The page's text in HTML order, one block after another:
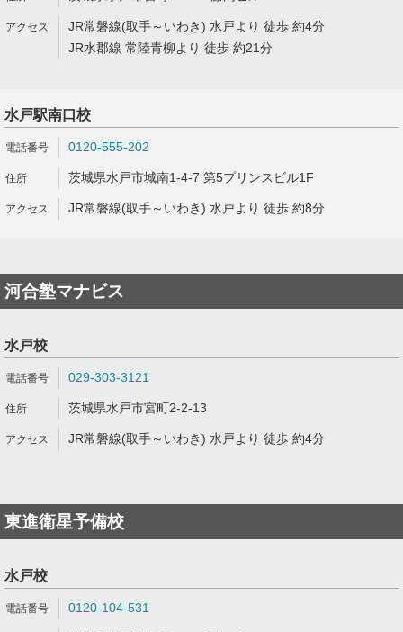
JR常磐線(取手～いわき) 水戸より 徒歩 約4分
JR水郡線 常陸青柳より 徒歩 約21分
水戸駅南口校
0120-555-202
茨城県水戸市城南1-4-7 第5プリンスビル1F
JR常磐線(取手～いわき) 水戸より 徒歩 約8分
河合塾マナビス
水戸校
029-303-3121
茨城県水戸市宮町2-2-13
JR常磐線(取手～いわき) 水戸より 徒歩 約4分
東進衛星予備校
水戸校
0120-104-531